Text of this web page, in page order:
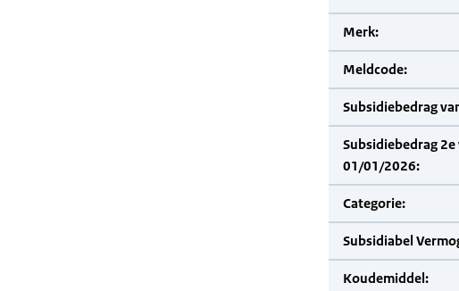
Merk:
Meldcode:
Subsidiebedrag
Subsidiebedrag
01/01/2026:
Categorie:
Subsidiabel
Koudemiddel: